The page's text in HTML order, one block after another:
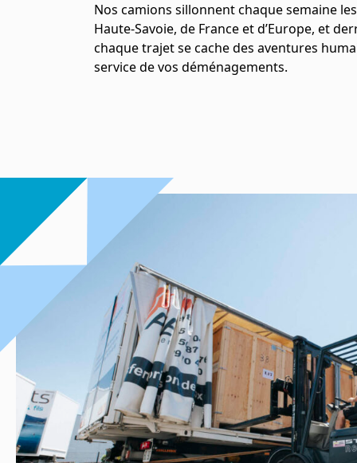
Nos camions sillonnent chaque semaine
Haute-Savoie, de France et d’Europe, et
chaque trajet se cache des aventures
service de vos déménagements.